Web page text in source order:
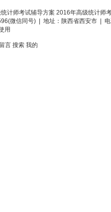
计师考试辅导方案 2016年高级统计师
微信同号) | 地址：陕西省西安市 |
用
留言 搜索 我的